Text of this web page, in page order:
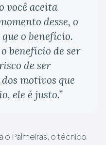
você aceita
desse, o
o benefício.
benefício de ser
de ser
motivos que
ele é justo.”
o Palmeiras, o técnico